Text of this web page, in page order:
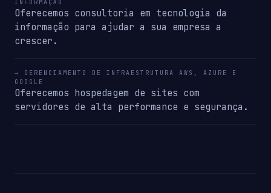
INFORMAÇÃO
Oferecemos consultoria em tecnologia da
informação para ajudar a sua empresa a
crescer.
→ GERENCIAMENTO DE INFRAESTRUTURA AWS, AZURE E
GOOGLE
Oferecemos hospedagem de sites com
servidores de alta performance e segurança.